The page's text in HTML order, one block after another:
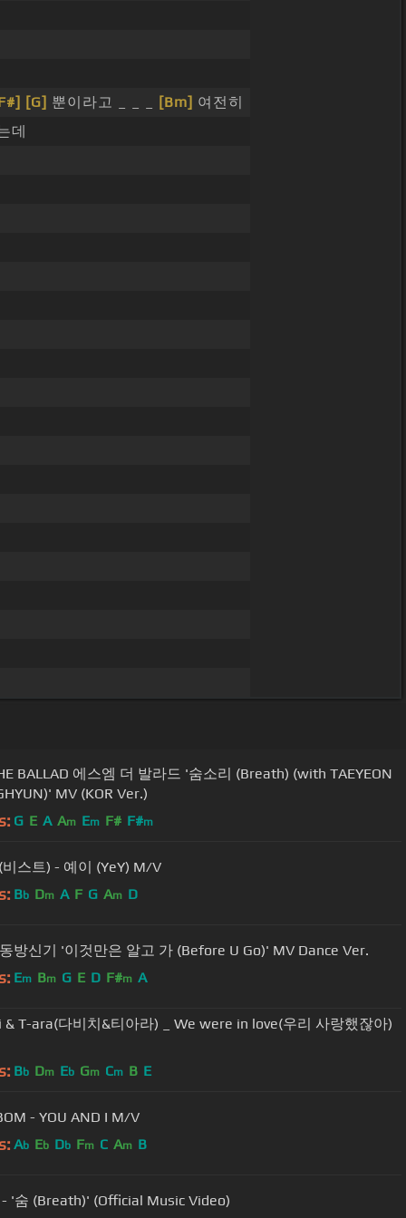
[G] 뿐이라고 _ _ _ [Bm] 여전히
데
BALLAD 에스엠 더 발라드 '숨소리 (Breath) (with TAEYEON
MV (KOR Ver.)
G E A Am Em F# F#m
비스트) - 예이 (YeY) M/V
Bb Dm A F G Am D
방신기 '이것만은 알고 가 (Before U Go)' MV Dance Ver.
Em Bm G E D F#m A
& T-ara(다비치&티아라) _ We were in love(우리 사랑했잖아)
Bb Dm Eb Gm Cm B E
- YOU AND I M/V
Ab Eb Db Fm C Am B
- '숨 (Breath)' (Official Music Video)